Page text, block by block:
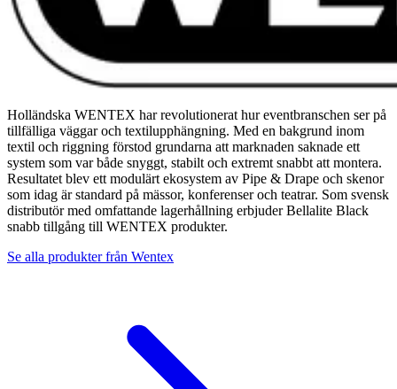
Holländska WENTEX har revolutionerat hur eventbranschen ser på
tillfälliga väggar och textilupphängning. Med en bakgrund inom
textil och riggning förstod grundarna att marknaden saknade ett
system som var både snyggt, stabilt och extremt snabbt att montera.
Resultatet blev ett modulärt ekosystem av Pipe & Drape och skenor
som idag är standard på mässor, konferenser och teatrar. Som svensk
distributör med omfattande lagerhållning erbjuder Bellalite Black
snabb tillgång till WENTEX produkter.
Se alla produkter från Wentex